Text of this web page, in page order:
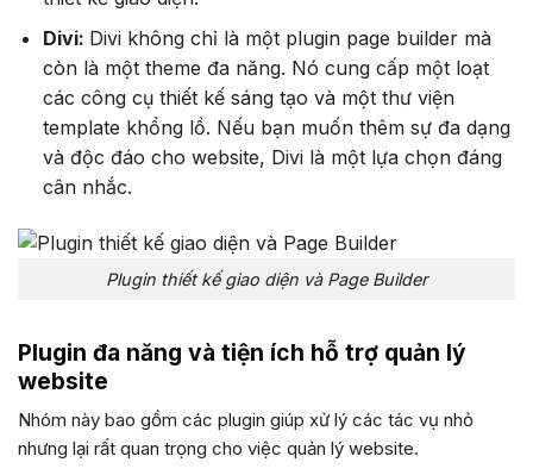
Divi: Divi không chỉ là một plugin page builder mà
còn là một theme đa năng. Nó cung cấp một loạt
các công cụ thiết kế sáng tạo và một thư viện
template khổng lồ. Nếu bạn muốn thêm sự đa dạng
và độc đáo cho website, Divi là một lựa chọn đáng
cân nhắc.
Plugin thiết kế giao diện và Page Builder
Plugin đa năng và tiện ích hỗ trợ quản lý
website
Nhóm này bao gồm các plugin giúp xử lý các tác vụ nhỏ
nhưng lại rất quan trọng cho việc quản lý website.